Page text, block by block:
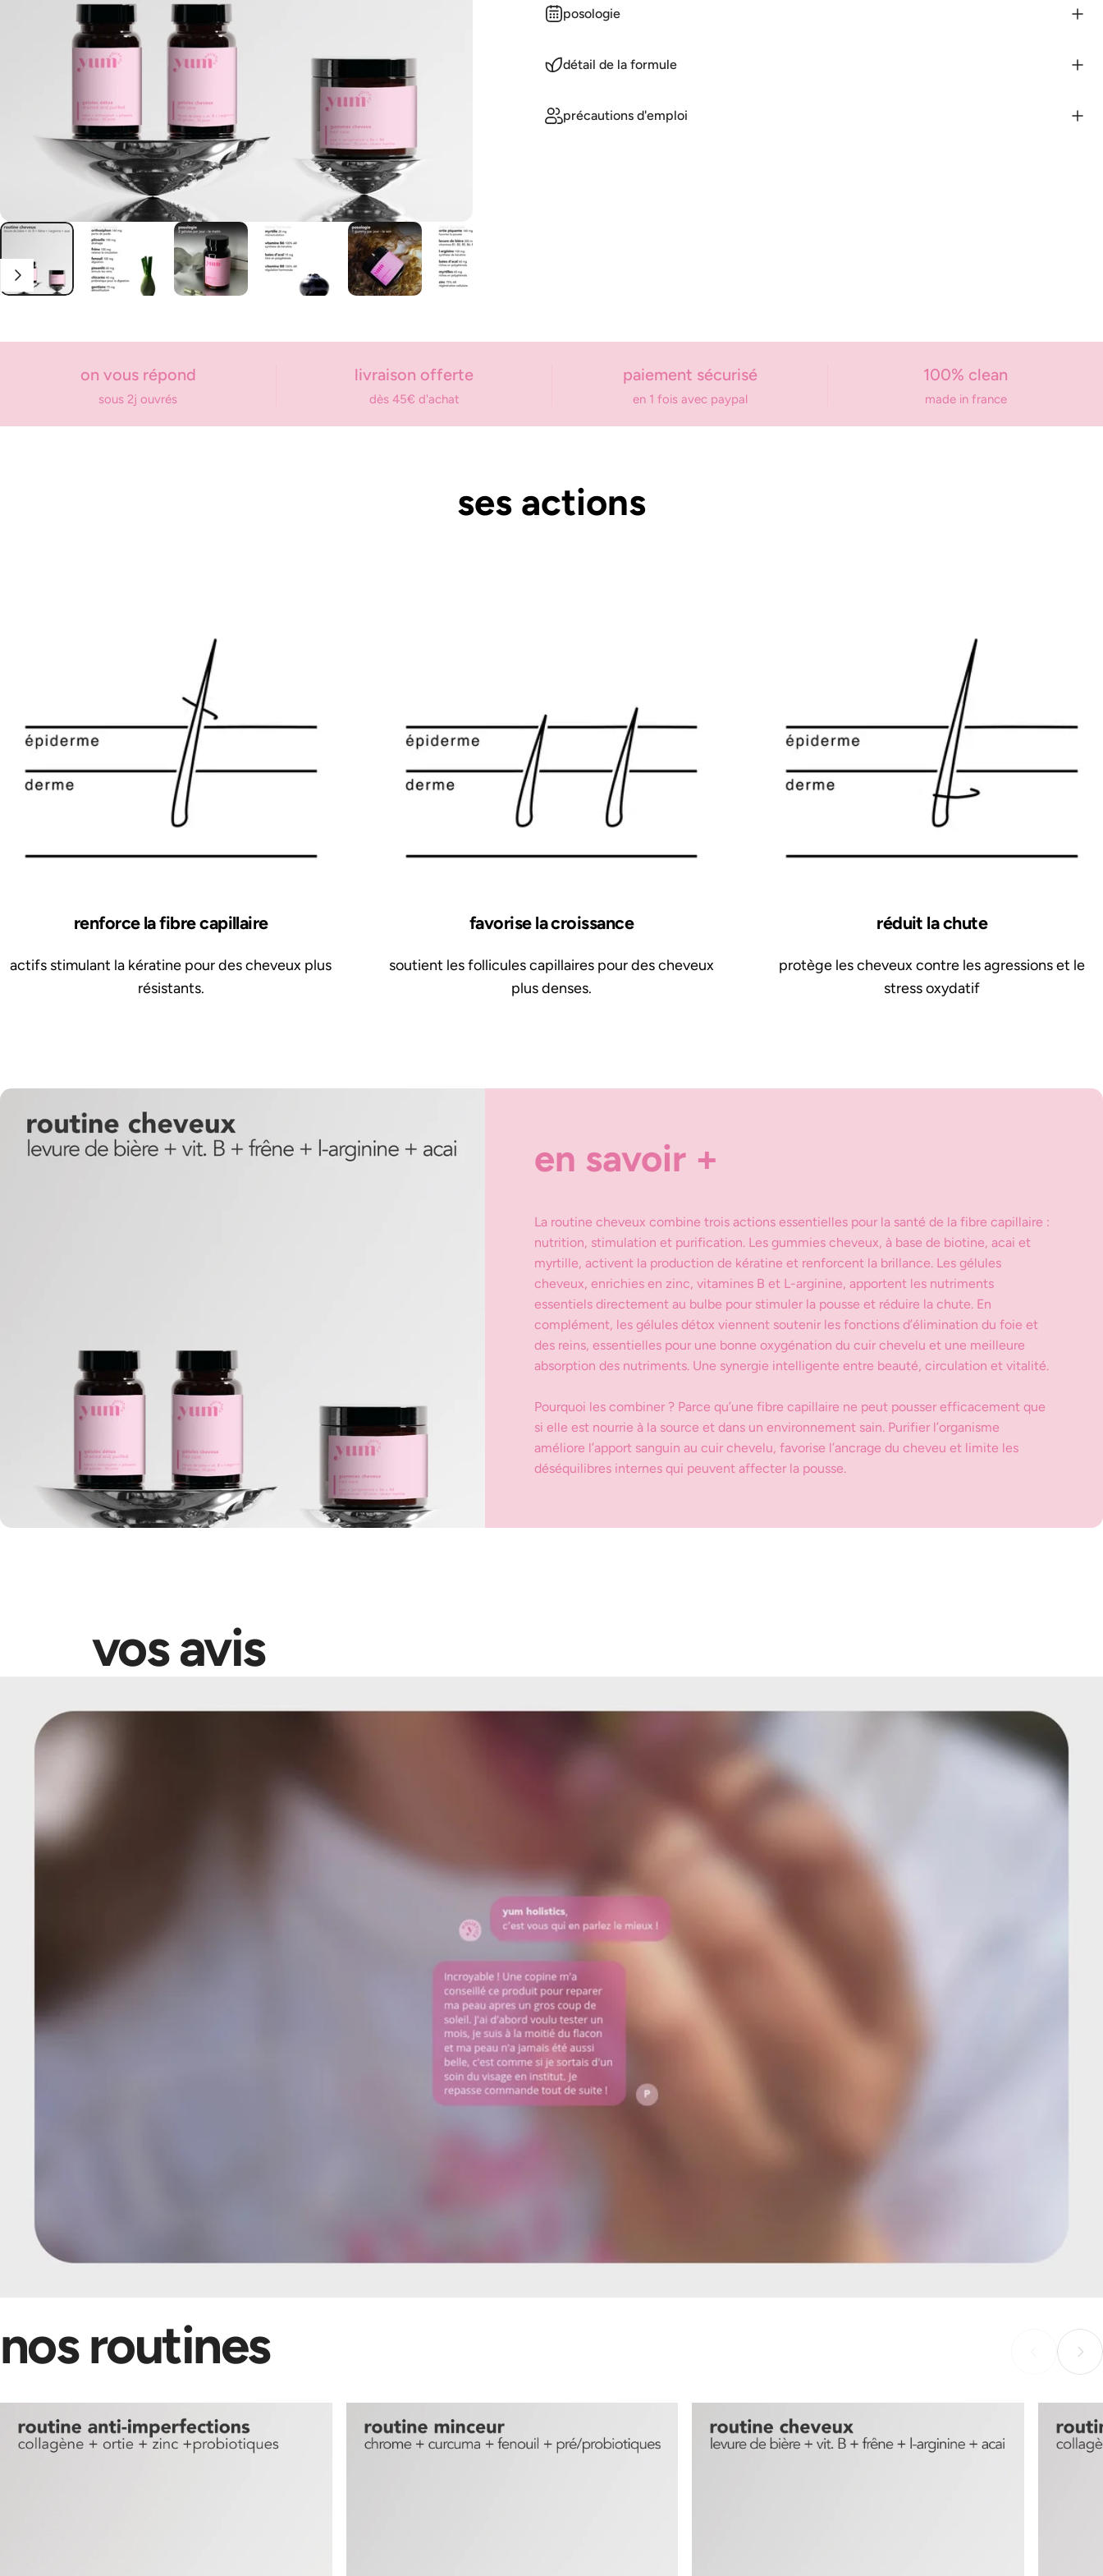
posologie
détail de la formule
précautions d'emploi
on vous répond
sous 2j ouvrés
livraison offerte
dès 45€ d'achat
paiement sécurisé
en 1 fois avec paypal
100% clean
made in france
ses actions
renforce la fibre capillaire
actifs stimulant la kératine pour des cheveux plus
résistants.
favorise la croissance
soutient les follicules capillaires pour des cheveux
plus denses.
réduit la chute
protège les cheveux contre les agressions et le
stress oxydatif
en savoir +
La routine cheveux combine trois actions essentielles pour la santé de la fibre capillaire :
nutrition, stimulation et purification. Les gummies cheveux, à base de biotine, acai et
myrtille, activent la production de kératine et renforcent la brillance. Les gélules
cheveux, enrichies en zinc, vitamines B et L-arginine, apportent les nutriments
essentiels directement au bulbe pour stimuler la pousse et réduire la chute. En
complément, les gélules détox viennent soutenir les fonctions d’élimination du foie et
des reins, essentielles pour une bonne oxygénation du cuir chevelu et une meilleure
absorption des nutriments. Une synergie intelligente entre beauté, circulation et vitalité.
Pourquoi les combiner ? Parce qu’une fibre capillaire ne peut pousser efficacement que
si elle est nourrie à la source et dans un environnement sain. Purifier l’organisme
améliore l’apport sanguin au cuir chevelu, favorise l’ancrage du cheveu et limite les
déséquilibres internes qui peuvent affecter la pousse.
vosavis
nos routines